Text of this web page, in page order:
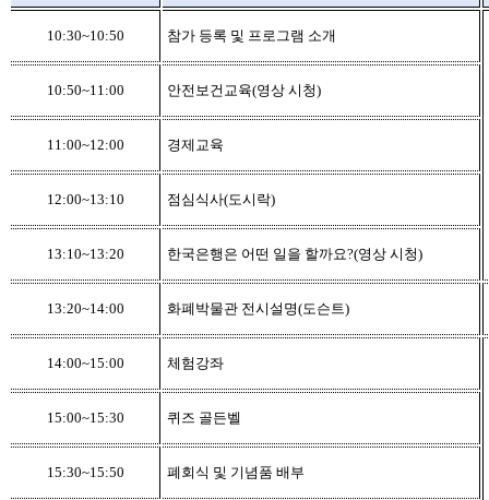
10:30~10:50 참가 등록 및 프로그램 소개
10:50~11:00 안전보건교육(영상 시청)
11:00~12:00 경제교육
12:00~13:10 점심식사(도시락)
13:10~13:20 한국은행은 어떤 일을 할까요?(영상 시청)
13:20~14:00 화폐박물관 전시설명(도슨트)
14:00~15:00 체험강좌
15:00~15:30 퀴즈 골든벨
15:30~15:50 폐회식 및 기념품 배부